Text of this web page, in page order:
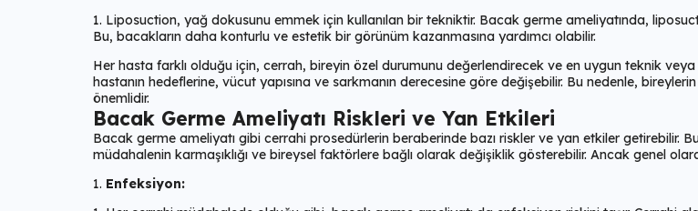
Liposuction, yağ dokusunu emmek için kullanılan bir tekniktir. Bacak germe ameliyatında,
Bu, bacakların daha konturlu ve estetik bir görünüm kazanmasına yardımcı olabilir.
Her hasta farklı olduğu için, cerrah, bireyin özel durumunu değerlendirecek ve en uygun teknik
hastanın hedeflerine, vücut yapısına ve sarkmanın derecesine göre değişebilir. Bu nedenle,
önemlidir.
Bacak Germe Ameliyatı Riskleri ve Yan Etkileri
Bacak germe ameliyatı gibi cerrahi prosedürlerin beraberinde bazı riskler ve yan etkiler getirebilir.
müdahalenin karmaşıklığı ve bireysel faktörlere bağlı olarak değişiklik gösterebilir. Ancak genel
Enfeksiyon: